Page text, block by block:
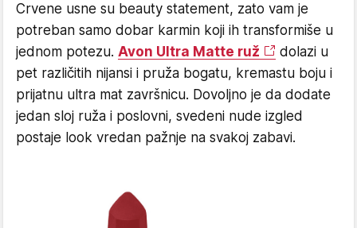
Crvene usne su beauty statement, zato vam je
potreban samo dobar karmin koji ih transformiše u
jednom potezu. Avon Ultra Matte ruž
dolazi u
pet različitih nijansi i pruža bogatu, kremastu boju i
prijatnu ultra mat završnicu. Dovoljno je da dodate
jedan sloj ruža i poslovni, svedeni nude izgled
postaje look vredan pažnje na svakoj zabavi.